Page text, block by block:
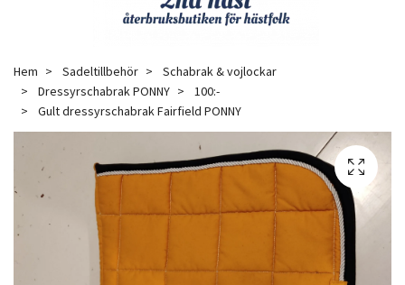
Hem Sadeltillbehör
Schabrak & vojlockar
Dressyrschabrak PONNY
100:-
Gult dressyrschabrak Fairfield PONNY